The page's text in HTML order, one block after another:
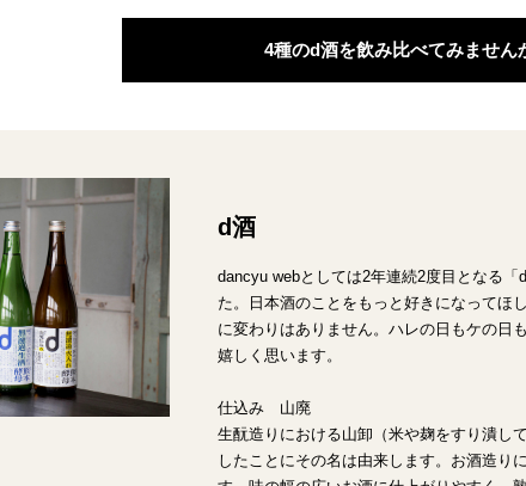
4種のd酒を飲み比べてみません
d酒
dancyu webとしては2年連続2度目となる
た。日本酒のことをもっと好きになってほ
に変わりはありません。ハレの日もケの日
嬉しく思います。
仕込み 山廃
生酛造りにおける山卸（米や麹をすり潰し
したことにその名は由来します。お酒造り